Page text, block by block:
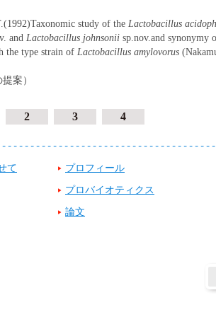
study of the Lactobacillus
and Lactobacillus johnsonii sp.nov.and synonymy
the type strain of Lactobacillus amylovorus
案）
2 3 4
て プロフィール
プロバイオティクス
論文